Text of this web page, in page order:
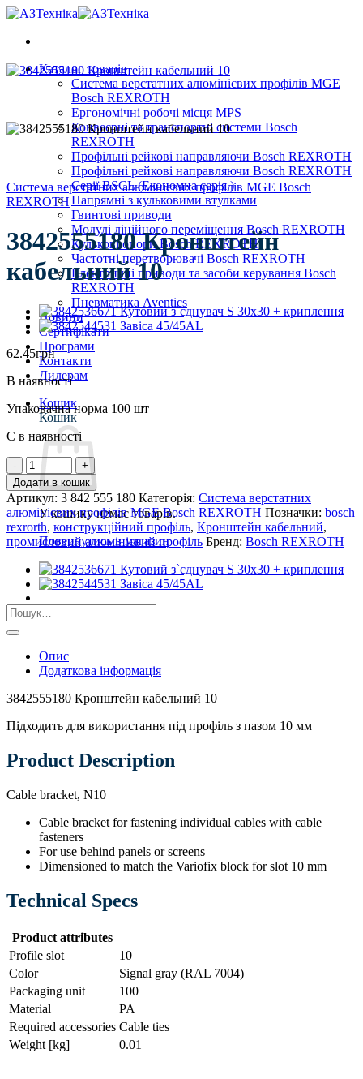
Skip
content
Каталог товарів
Система верстатних алюмінієвих профілів MGE
Bosch REXROTH
Ергономічні робочі місця MPS
Конвеєрні та транспортні системи Bosch
REXROTH
Профільні рейкові направляючи Bosch REXROTH
Профільні рейкові направляючи Bosch REXROTH
Серії BSCL (Економна серія )
Напрямні з кульковими втулками
Гвинтові приводи
Модулі лінійного переміщення Bosch REXROTH
Кулькові опори Bosch REXROTH
Частотні перетворювачі Bosch REXROTH
Електричні приводи та засоби керування Bosch
REXROTH
Пневматика Aventics
Новини
Сертифікати
Програми
Контакти
Дилерам
Кошик
Кошик
У кошику немає товарів.
Повернутись в магазин
Система верстатних алюмінієвих профілів MGE Bosch
REXROTH
3842555180 Кронштейн
кабельний 10
62.45грн
В наявності
Упаковачна норма 100 шт
Є в наявності
3842555180
Кронштейн
кабельний
10
кількість
Додати в кошик
Артикул: 3 842 555 180 Категорія: Система верстатних
алюмінієвих профілів MGE Bosch REXROTH Позначки: bosch
rexrorth, конструкційний профіль, Кронштейн кабельний,
промисловий алюмінієвий профіль Бренд: Bosch REXROTH
Шукати:
Опис
Додаткова інформація
3842555180 Кронштейн кабельний 10
Підходить для використання під профіль з пазом 10 мм
Product Description
Cable bracket, N10
Cable bracket for fastening individual cables with cable
fasteners
For use behind panels or screens
Dimensioned to match the Variofix block for slot 10 mm
Technical Specs
Product attributes
Profile slot
10
Color
Signal gray (RAL 7004)
Packaging unit
100
Material
PA
Required accessories Cable ties
Weight [kg]
0.01